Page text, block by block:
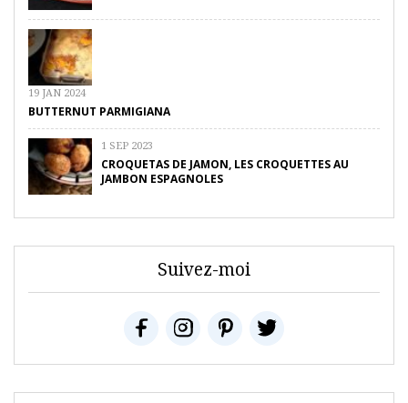
19 JAN 2024
BUTTERNUT PARMIGIANA
1 SEP 2023
CROQUETAS DE JAMON, LES CROQUETTES AU
JAMBON ESPAGNOLES
Suivez-moi